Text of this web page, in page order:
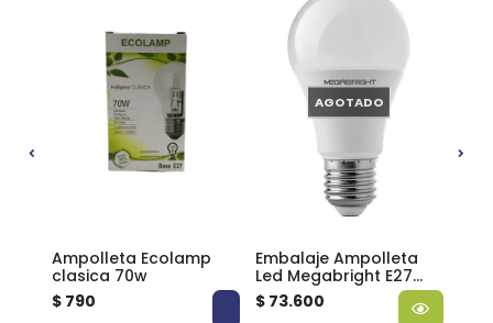
Ampolleta Ecolamp
clasica 70w
$ 790
AGOTADO
Embalaje Ampolleta
Led Megabright E27
fria 13W A60 64
unidades
$ 73.600